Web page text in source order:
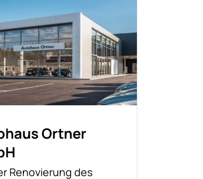
Ortner
Renovierung des